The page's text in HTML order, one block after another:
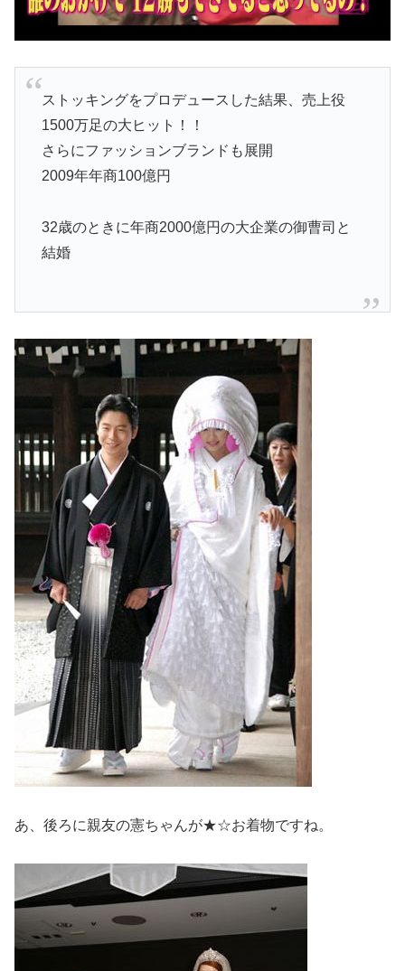
ストッキングをプロデュースした結果、売上役
1500万足の大ヒット！！
さらにファッションブランドも展開
2009年年商100億円
32歳のときに年商2000億円の大企業の御曹司と
結婚
あ、後ろに親友の憲ちゃんが★☆お着物ですね。